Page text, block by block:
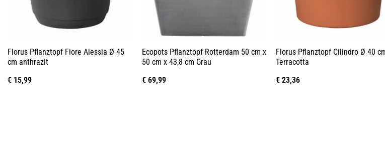
Florus Pflanztopf Fiore Alessia Ø 45
cm anthrazit
€15,99
Ecopots Pflanztopf Rotterdam 50 cm x
50 cm x 43,8 cm Grau
€69,99
Florus Pflanztopf Cilindro Ø 40
Terracotta
€ 23,36